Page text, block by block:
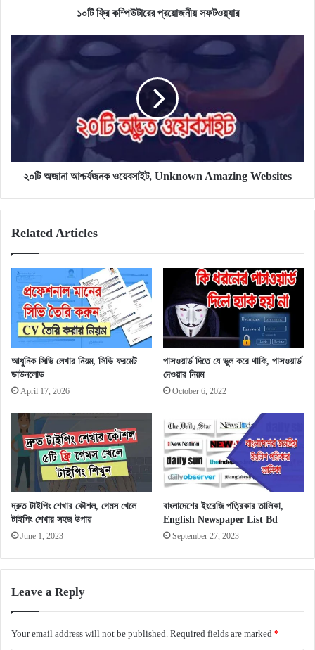
১০টি ফ্রি কম্পিউটারের প্রয়োজনীয় সফটওয়্যার
Amazing
২০টি অজানা আশ্চর্যজনক ওয়েবসাইট, Unknown Amazing Websites
Related Articles
আধুনিক সিভি লেখার নিয়ম, সিভি ফরমেট
ডাউনলোড
April 17, 2026
পাসওয়ার্ড দিতে যে ভুল করে থাকি, পাসওয়ার্ড
দেওয়ার নিয়ম
October 6, 2022
দ্রুত টাইপিং শেখার কৌশল, গেমস খেলে
টাইপিং শেখার সহজ উপায়
June 1, 2023
বাংলাদেশের ইংরেজি পত্রিকার তালিকা,
English Newspaper List Bd
September 27, 2023
Leave a Reply
Your email address will not be published. Required fields are marked *